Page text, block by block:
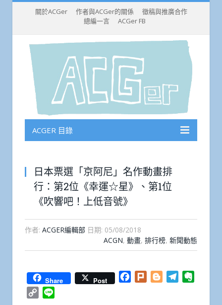
關於ACGer 作者與ACGer的關係
徵稿與推廣合作
總編一言
ACGer FB
ACGER 目錄
日本票選「京阿尼」名作動畫排
行：第2位《幸運☆星》、第1位
《吹響吧！上低音號》
作者: ACGER編輯部 日期: 05/08/2018
ACGN, 動畫, 排行榜, 新聞動態
Share Post Facebook
Plurk BloggerTelegram
Copy